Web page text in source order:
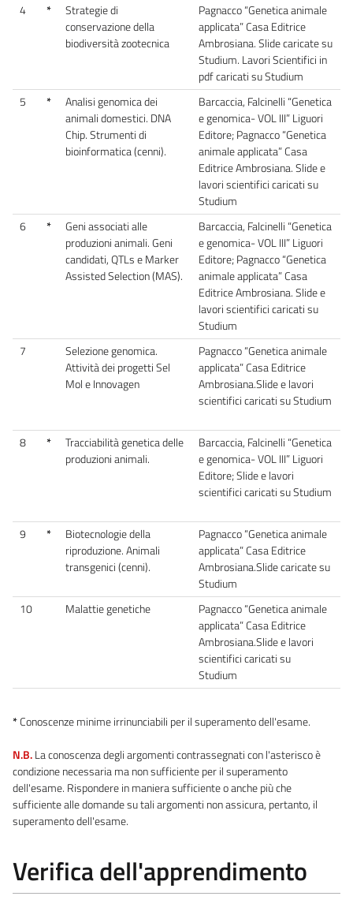
4
*
Strategie di
conservazione della
biodiversità zootecnica
Pagnacco “Genetica animale
applicata” Casa Editrice
Ambrosiana. Slide caricate su
Studium. Lavori Scientifici in
pdf caricati su Studium
5
*
Analisi genomica dei
animali domestici. DNA
Chip. Strumenti di
bioinformatica (cenni).
Barcaccia, Falcinelli “Genetica
e genomica- VOL III” Liguori
Editore; Pagnacco “Genetica
animale applicata” Casa
Editrice Ambrosiana. Slide e
lavori scientifici caricati su
Studium
6
*
Geni associati alle
produzioni animali. Geni
candidati, QTLs e Marker
Assisted Selection (MAS).
Barcaccia, Falcinelli “Genetica
e genomica- VOL III” Liguori
Editore; Pagnacco “Genetica
animale applicata” Casa
Editrice Ambrosiana. Slide e
lavori scientifici caricati su
Studium
7
Selezione genomica.
Attività dei progetti Sel
Mol e Innovagen
Pagnacco “Genetica animale
applicata” Casa Editrice
Ambrosiana.Slide e lavori
scientifici caricati su Studium
8 *
Tracciabilità genetica delle
produzioni animali.
Barcaccia, Falcinelli “Genetica
e genomica- VOL III” Liguori
Editore; Slide e lavori
scientifici caricati su Studium
9 *
Biotecnologie della
riproduzione. Animali
transgenici (cenni).
Pagnacco “Genetica animale
applicata” Casa Editrice
Ambrosiana.Slide caricate su
Studium
10
Malattie genetiche
Pagnacco “Genetica animale
applicata” Casa Editrice
Ambrosiana.Slide e lavori
scientifici caricati su
Studium
*Conoscenze minime irrinunciabili per il superamento dell'esame.
N.B.La conoscenza degli argomenti contrassegnati con l'asterisco è
condizione necessaria ma non sufficiente per il superamento
dell'esame. Rispondere in maniera sufficiente o anche più che
sufficiente alle domande su tali argomenti non assicura, pertanto, il
superamento dell'esame.
Verifica dell'apprendimento